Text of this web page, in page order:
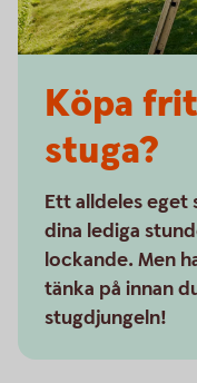
Köpa
stuga?
Ett alldeles eget
dina lediga
lockande. Men
tänka på innan
stugdjungeln!